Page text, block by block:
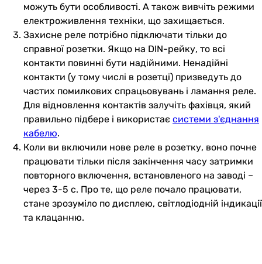
можуть бути особливості. А також вивчіть режими
електроживлення техніки, що захищається.
Захисне реле потрібно підключати тільки до
справної розетки. Якщо на DIN-рейку, то всі
контакти повинні бути надійними. Ненадійні
контакти (у тому числі в розетці) призведуть до
частих помилкових спрацьовувань і ламання реле.
Для відновлення контактів залучіть фахівця, який
правильно підбере і використає системи з'єднання
кабелю.
Коли ви включили нове реле в розетку, воно почне
працювати тільки після закінчення часу затримки
повторного включення, встановленого на заводі –
через 3-5 с. Про те, що реле почало працювати,
стане зрозуміло по дисплею, світлодіодній індикації
та клацанню.